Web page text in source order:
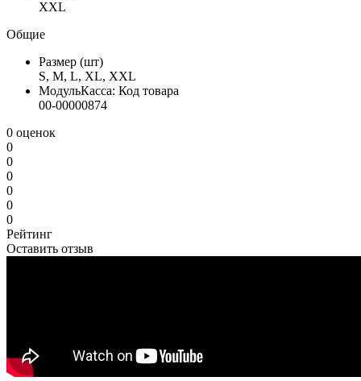
XXL
Общие
Размер (шт)
S, M, L, XL, XXL
МодульКасса: Код товара
00-00000874
0 оценок
0
0
0
0
0
0
Рейтинг
Оставить отзыв